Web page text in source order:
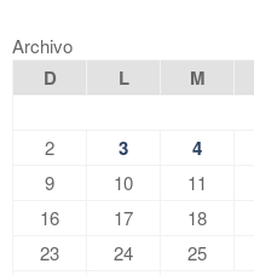
Archivo
D L M
2 3 4
9
10 11
16
17 18
23
24 25